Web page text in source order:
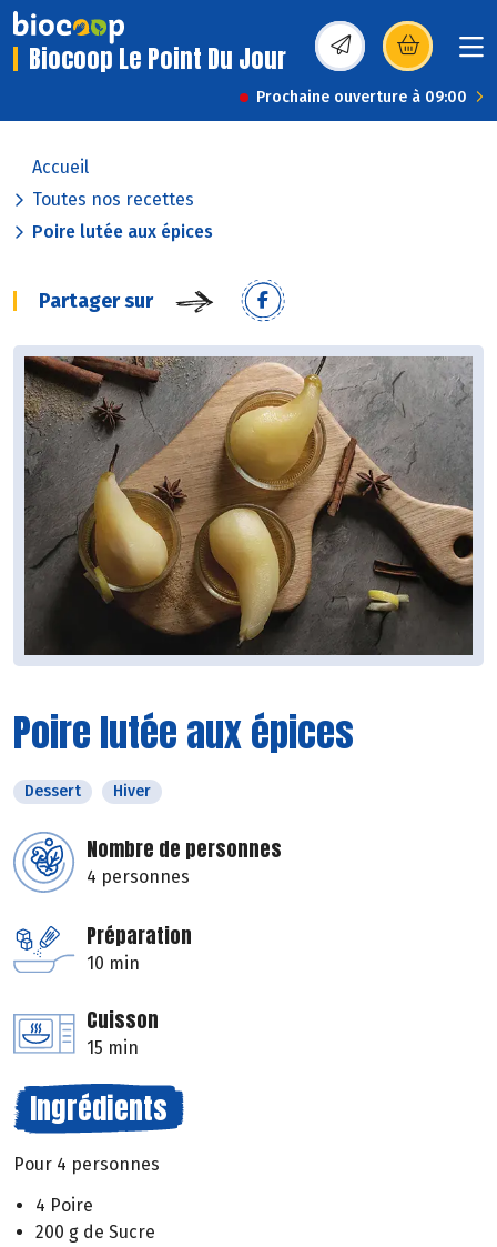
Biocoop Le Point Du Jour (s’ouvre dans une
Prochaine ouverture à 09:00
Accueil
Toutes nos recettes
Poire lutée aux épices
Partager sur
Poire lutée aux épices
Dessert Hiver
Nombre de personnes
4 personnes
Préparation
10 min
Cuisson
15 min
Ingrédients
Pour 4 personnes
4 Poire
200 g de Sucre